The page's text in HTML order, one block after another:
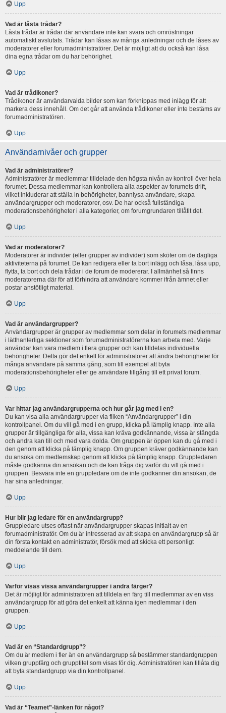
Upp
Vad är låsta trådar?
Låsta trådar är trådar där användare inte kan svara och omröstningar
automatiskt avslutats. Trådar kan låsas av många anledningar och de låses av
moderatorer eller forumadministratörer. Det är möjligt att du också kan låsa
dina egna trådar om du har behörighet.
Upp
Vad är trådikoner?
Trådikoner är användarvalda bilder som kan förknippas med inlägg för att
markera dess innehåll. Om det går att använda trådikoner eller inte bestäms av
forumadministratören.
Upp
Användarnivåer och grupper
Vad är administratörer?
Administratörer är medlemmar tilldelade den högsta nivån av kontroll över hela
forumet. Dessa medlemmar kan kontrollera alla aspekter av forumets drift,
vilket inkluderar att ställa in behörigheter, bannlysa användare, skapa
användargrupper och moderatorer, osv. De har också fullständiga
moderationsbehörigheter i alla kategorier, om forumgrundaren tillåtit det.
Upp
Vad är moderatorer?
Moderatorer är individer (eller grupper av individer) som sköter om de dagliga
aktiviteterna på forumet. De kan redigera eller ta bort inlägg och låsa, låsa upp,
flytta, ta bort och dela trådar i de forum de modererar. I allmänhet så finns
moderatorerna där för att förhindra att användare kommer ifrån ämnet eller
postar anstötligt material.
Upp
Vad är användargrupper?
Användargrupper är grupper av medlemmar som delar in forumets medlemmar
i lätthanterliga sektioner som forumadministratörerna kan arbeta med. Varje
användar kan vara medlem i flera grupper och kan tilldelas individuella
behörigheter. Detta gör det enkelt för administratörer att ändra behörigheter för
många användare på samma gång, som till exempel att byta
moderationsbehörigheter eller ge användare tillgång till ett privat forum.
Upp
Var hittar jag användargrupperna och hur går jag med i en?
Du kan visa alla användargrupper via fliken “Användargrupper” i din
kontrollpanel. Om du vill gå med i en grupp, klicka på lämplig knapp. Inte alla
grupper är tillgängliga för alla, vissa kan kräva godkännande, vissa är stängda
och andra kan till och med vara dolda. Om gruppen är öppen kan du gå med i
den genom att klicka på lämplig knapp. Om gruppen kräver godkännande kan
du ansöka om medlemskap genom att klicka på lämplig knapp. Gruppledaren
måste godkänna din ansökan och de kan fråga dig varför du vill gå med i
gruppen. Besvära inte en gruppledare om de inte godkänner din ansökan, de
har sina anledningar.
Upp
Hur blir jag ledare för en användargrupp?
Gruppledare utses oftast när användargrupper skapas initialt av en
forumadministratör. Om du är intresserad av att skapa en användargrupp så är
din första kontakt en administratör, försök med att skicka ett personligt
meddelande till dem.
Upp
Varför visas vissa användargrupper i andra färger?
Det är möjligt för administratören att tilldela en färg till medlemmar av en viss
användargrupp för att göra det enkelt att känna igen medlemmar i den
gruppen.
Upp
Vad är en “Standardgrupp”?
Om du är medlem i fler än en användargrupp så bestämmer standardgruppen
vilken gruppfärg och grupptitel som visas för dig. Administratören kan tillåta dig
att byta standardgrupp via din kontrollpanel.
Upp
Vad är “Teamet”-länken för något?